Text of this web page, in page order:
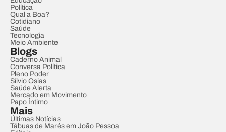
Política
Qual a Boa?
Cotidiano
Saúde
Tecnologia
Meio Ambiente
Blogs
Caderno Animal
Conversa Política
Pleno Poder
Sílvio Osias
Saúde Alerta
Mercado em Movimento
Papo Íntimo
Mais
Últimas Notícias
Tábuas de Marés em João Pessoa